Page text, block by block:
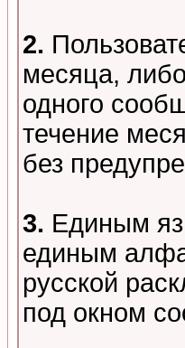
2.
месяца,
одного
течение
без
3. Единым
единым
русской
под окном